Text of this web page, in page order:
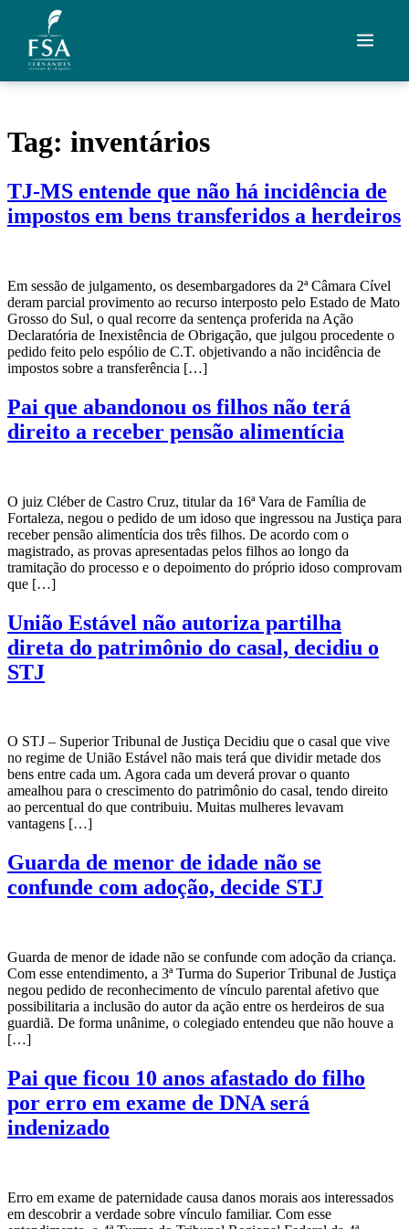
Ir para o conteúdo
Áreas de Atuação
Artigos
Contato
Fale com um advogado
Tag: inventários
TJ-MS entende que não há incidência de
impostos em bens transferidos a herdeiros
Em sessão de julgamento, os desembargadores da 2ª Câmara Cível
deram parcial provimento ao recurso interposto pelo Estado de Mato
Grosso do Sul, o qual recorre da sentença proferida na Ação
Declaratória de Inexistência de Obrigação, que julgou procedente o
pedido feito pelo espólio de C.T. objetivando a não incidência de
impostos sobre a transferência […]
Pai que abandonou os filhos não terá
direito a receber pensão alimentícia
O juiz Cléber de Castro Cruz, titular da 16ª Vara de Família de
Fortaleza, negou o pedido de um idoso que ingressou na Justiça para
receber pensão alimentícia dos três filhos. De acordo com o
magistrado, as provas apresentadas pelos filhos ao longo da
tramitação do processo e o depoimento do próprio idoso comprovam
que […]
União Estável não autoriza partilha
direta do patrimônio do casal, decidiu o
STJ
O STJ – Superior Tribunal de Justiça Decidiu que o casal que vive
no regime de União Estável não mais terá que dividir metade dos
bens entre cada um. Agora cada um deverá provar o quanto
amealhou para o crescimento do patrimônio do casal, tendo direito
ao percentual do que contribuiu. Muitas mulheres levavam
vantagens […]
Guarda de menor de idade não se
confunde com adoção, decide STJ
Guarda de menor de idade não se confunde com adoção da criança.
Com esse entendimento, a 3ª Turma do Superior Tribunal de Justiça
negou pedido de reconhecimento de vínculo parental afetivo que
possibilitaria a inclusão do autor da ação entre os herdeiros de sua
guardiã. De forma unânime, o colegiado entendeu que não houve a
[…]
Pai que ficou 10 anos afastado do filho
por erro em exame de DNA será
indenizado
Erro em exame de paternidade causa danos morais aos interessados
em descobrir a verdade sobre vínculo familiar. Com esse